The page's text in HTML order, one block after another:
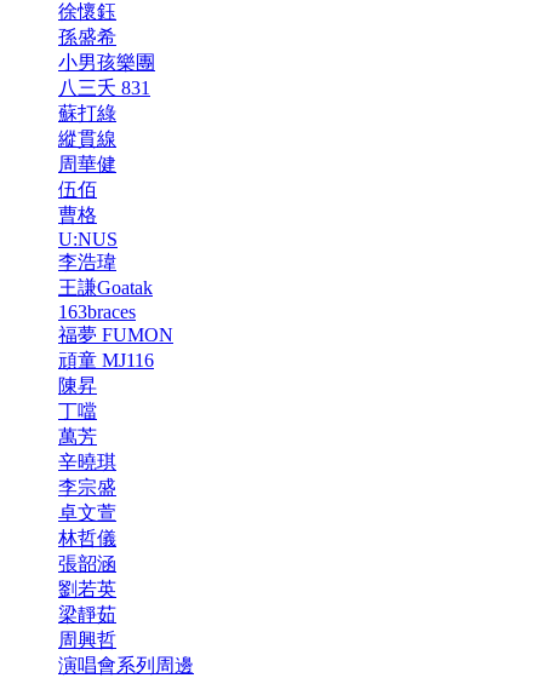
徐懷鈺
孫盛希
小男孩樂團
八三夭 831
蘇打綠
縱貫線
周華健
伍佰
曹格
U:NUS
李浩瑋
王謙Goatak
163braces
福夢 FUMON
頑童 MJ116
陳昇
丁噹
萬芳
辛曉琪
李宗盛
卓文萱
林哲儀
張韶涵
劉若英
梁靜茹
周興哲
演唱會系列周邊